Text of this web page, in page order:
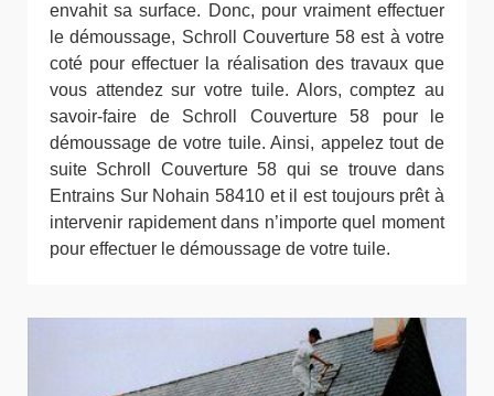
envahit sa surface. Donc, pour vraiment effectuer
le démoussage, Schroll Couverture 58 est à votre
coté pour effectuer la réalisation des travaux que
vous attendez sur votre tuile. Alors, comptez au
savoir-faire de Schroll Couverture 58 pour le
démoussage de votre tuile. Ainsi, appelez tout de
suite Schroll Couverture 58 qui se trouve dans
Entrains Sur Nohain 58410 et il est toujours prêt à
intervenir rapidement dans n’importe quel moment
pour effectuer le démoussage de votre tuile.